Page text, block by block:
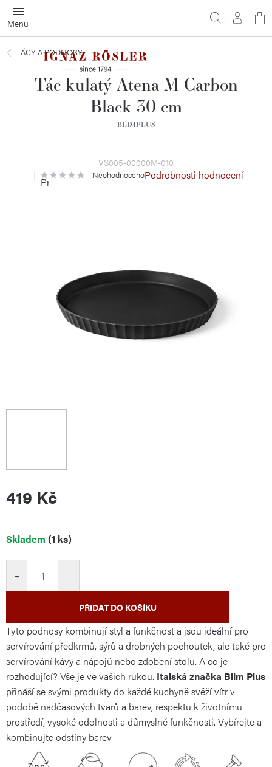
Přejít
na
obsah
TÁCY A PODNOSY
Tác kulatý Atena M Carbon
Black 30 cm
BLIMPLUS
VS005-00000M-010
Průměrné
hodnocení
NeohodnocenoPodrobnosti hodnocení
419 Kč
Měrná
Skladem (1 ks)
+
−
PŘIDAT DO KOŠÍKU
Tyto podnosy kombinují styl a funkčnost a jsou ideální pro
servírování předkrmů, sýrů a drobných pochoutek, ale také pro
servírování kávy a nápojů nebo zdobení stolu. A co je
rozhodující? Vše je ve vašich rukou. Italská značka Blim Plus
přináší se svými produkty do každé kuchyně svěží vítr v
podobě nadčasových tvarů a barev, respektu k životnímu
prostředí, vysoké odolnosti a důmyslné funkčnosti. Vybírejte a
kombinujte odstíny barev.